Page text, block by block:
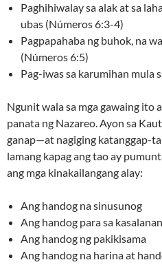
Paghihiwalay sa alak at sa
ubas (Números 6:3-4)
Pagpapahaba ng buhok, na
(Números 6:5)
Pag-iwas sa karumihan mula
Ngunit wala sa mga gawaing ito
panata ng Nazareo. Ayon sa
ganap—at nagiging katanggap-
lamang kapag ang tao ay
ang mga kinakailangang alay:
Ang handog na sinusunog
Ang handog para sa kasalanan
Ang handog ng pakikisama
Ang handog na harina at